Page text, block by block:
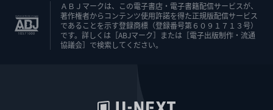
ＡＢＪマークは、この電子書店・電子書籍配信サービスが、
著作権者からコンテンツ使用許諾を得た正規版配信サービス
であることを示す登録商標（登録番号第６０９１７１３号）
です。詳しくは［ABJマーク］または［電子出版制作・流通
協議会］で検索してください。